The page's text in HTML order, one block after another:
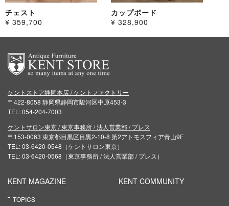
チェスト
¥ 359,700
カップボード
¥ 328,900
ケントストア静岡本店 / ケントファクトリー
〒422-8058 静岡県静岡市駿河区中原453-3
TEL: 054-204-7003
ケントサロン東京 / 東京事務所 / 法人営業部 / プレス
〒153-0063 東京都目黒区目黒2-10-8 第2アトモスフィア青山9F
TEL: 03-6420-0548（ケントサロン東京）
TEL: 03-6420-0568（東京事務所 / 法人営業部 / プレス）
KENT MAGAZINE
TOPICS
KENT COMMUNITY